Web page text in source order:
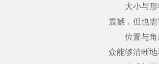
大小与形状
震撼，但也
位置与角度
众能够清晰地